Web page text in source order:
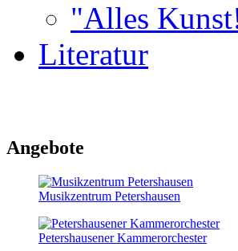
"Alles
Literatur
Angebote
Musikzentrum Petershausen
Petershausener Kammerorchester